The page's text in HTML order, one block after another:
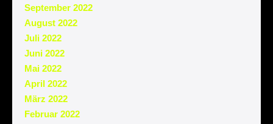
September 2022
August 2022
Juli 2022
Juni 2022
Mai 2022
April 2022
März 2022
Februar 2022